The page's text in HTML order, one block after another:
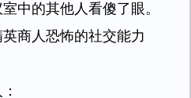
中的其他人看傻了眼。
商人恐怖的社交能力